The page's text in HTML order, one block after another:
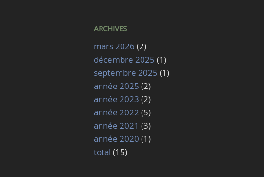
ARCHIVES
mars 2026 (2)
décembre 2025 (1)
septembre 2025 (1)
année 2025 (2)
année 2023 (2)
année 2022 (5)
année 2021 (3)
année 2020 (1)
total (15)